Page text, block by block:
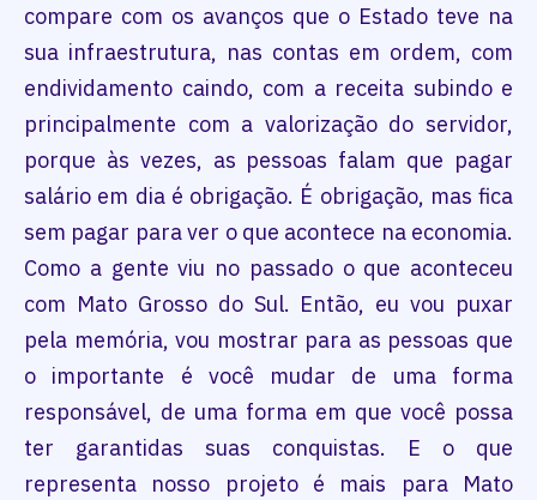
compare com os avanços que o Estado teve na
sua infraestrutura, nas contas em ordem, com
endividamento caindo, com a receita subindo e
principalmente com a valorização do servidor,
porque às vezes, as pessoas falam que pagar
salário em dia é obrigação. É obrigação, mas fica
sem pagar para ver o que acontece na economia.
Como a gente viu no passado o que aconteceu
com Mato Grosso do Sul. Então, eu vou puxar
pela memória, vou mostrar para as pessoas que
o importante é você mudar de uma forma
responsável, de uma forma em que você possa
ter garantidas suas conquistas. E o que
representa nosso projeto é mais para Mato